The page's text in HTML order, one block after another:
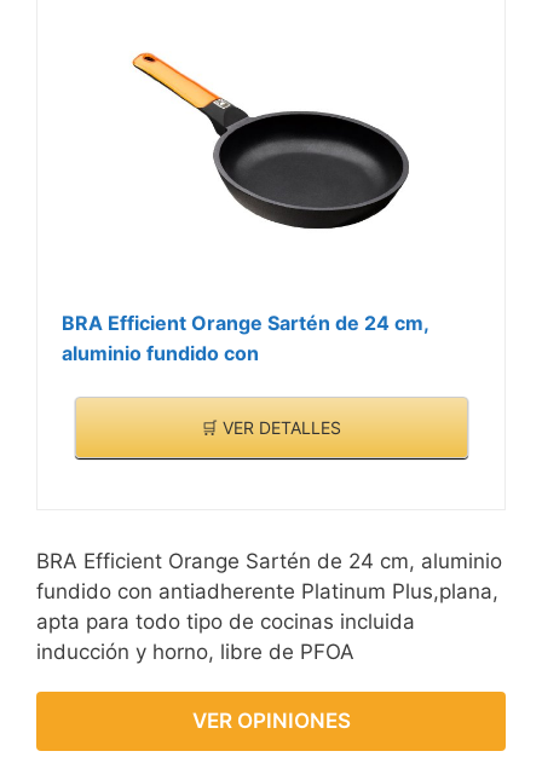
BRA Efficient Orange Sartén de 24 cm,
aluminio fundido con
🛒 VER DETALLES
BRA Efficient Orange Sartén de 24 cm, aluminio
fundido con antiadherente Platinum Plus,plana,
apta para todo tipo de cocinas incluida
inducción y horno, libre de PFOA
VER OPINIONES